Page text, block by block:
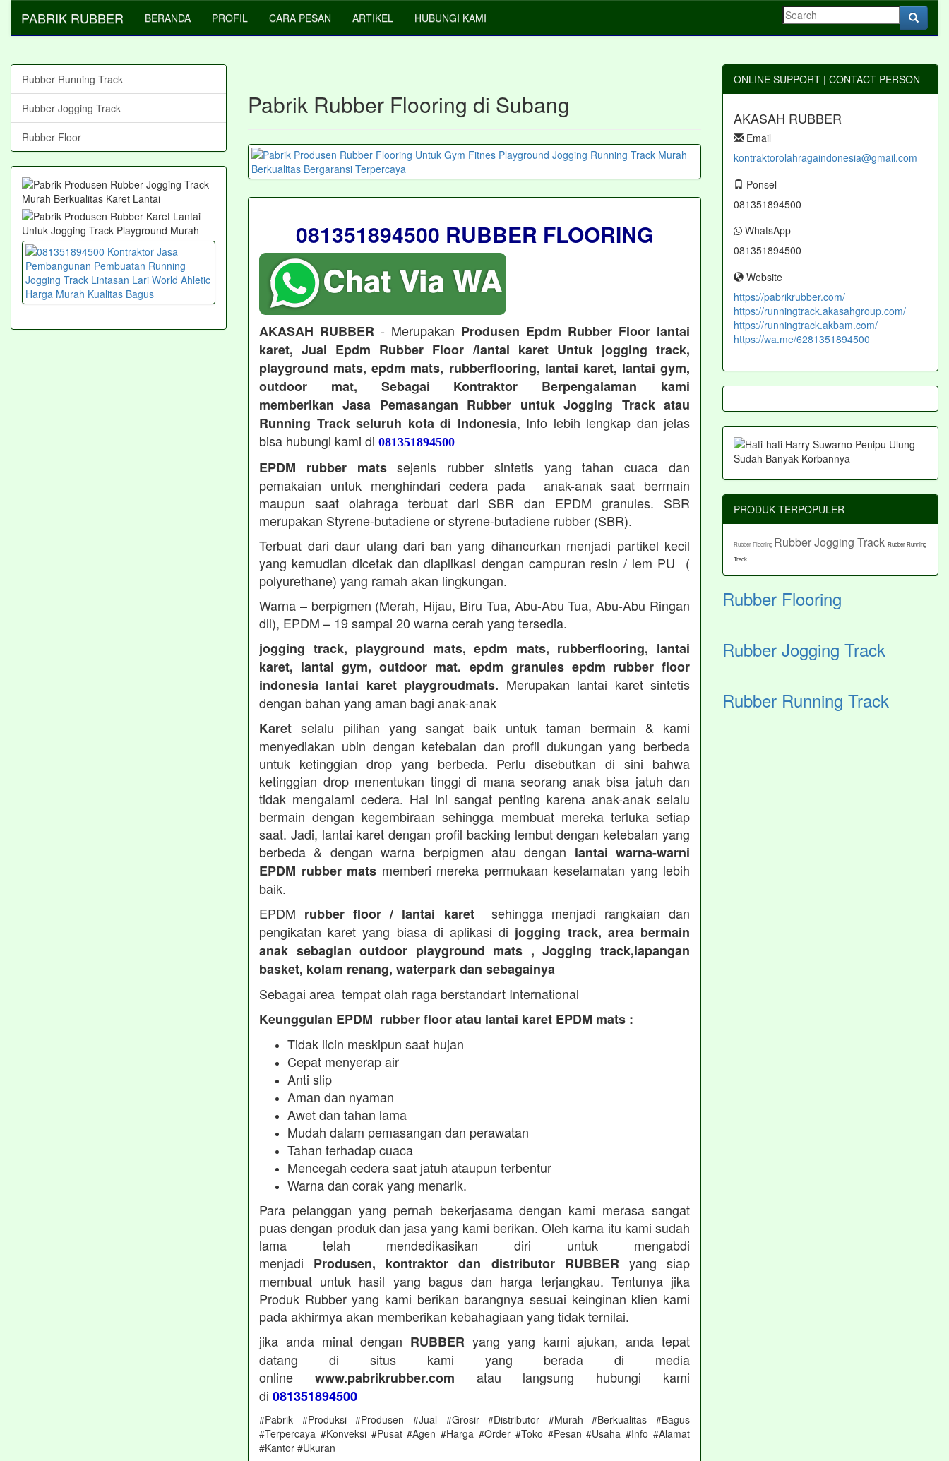
PABRIK RUBBER BERANDA PROFIL CARA PESAN ARTIKEL HUBUNGI KAMI
Pabrik Rubber Flooring di Subang
081351894500 RUBBER FLOORING
AKASAH RUBBER - Merupakan Produsen Epdm Rubber Floor lantai
karet, Jual Epdm Rubber Floor /lantai karet Untuk jogging track,
playground mats, epdm mats, rubberflooring, lantai karet, lantai gym,
outdoor mat, Sebagai Kontraktor Berpengalaman kami
memberikan Jasa Pemasangan Rubber untuk Jogging Track atau
Running Track seluruh kota di Indonesia, Info lebih lengkap dan jelas
bisa hubungi kami di 081351894500
EPDM rubber matssejenis rubber sintetis yang tahan cuaca dan
pemakaian untuk menghindari cedera pada anak-anak saat bermain
maupun saat olahraga terbuat dari SBR dan EPDM granules. SBR
merupakan Styrene-butadiene or styrene-butadiene rubber (SBR).
Terbuat dari daur ulang dari ban yang dihancurkan menjadi partikel kecil
yang kemudian dicetak dan diaplikasi dengan campuran resin / lem PU (
polyurethane) yang ramah akan lingkungan.
Warna – berpigmen (Merah, Hijau, Biru Tua, Abu-Abu Tua, Abu-Abu Ringan
dll), EPDM – 19 sampai 20 warna cerah yang tersedia.
jogging track, playground mats, epdm mats, rubberflooring, lantai
karet, lantai gym, outdoor mat. epdm granules epdm rubber floor
indonesia lantai karet playgroudmats. Merupakan lantai karet sintetis
dengan bahan yang aman bagi anak-anak
Karet selalu pilihan yang sangat baik untuk taman bermain & kami
menyediakan ubin dengan ketebalan dan profil dukungan yang berbeda
untuk ketinggian drop yang berbeda. Perlu disebutkan di sini bahwa
ketinggian drop menentukan tinggi di mana seorang anak bisa jatuh dan
tidak mengalami cedera. Hal ini sangat penting karena anak-anak selalu
bermain dengan kegembiraan sehingga membuat mereka terluka setiap
saat. Jadi, lantai karet dengan profil backing lembut dengan ketebalan yang
berbeda & dengan warna berpigmen atau dengan lantai warna-warni
EPDM rubber mats memberi mereka permukaan keselamatan yang lebih
baik.
EPDM rubber floor / lantai karetsehingga menjadi rangkaian dan
pengikatan karet yang biasa di aplikasi di jogging track, area bermain
anak sebagian outdoor playground mats , Jogging track,lapangan
basket, kolam renang, waterpark dan sebagainya
Sebagai area tempat olah raga berstandart International
Keunggulan EPDM rubber floor atau lantai karet EPDM mats :
Tidak licin meskipun saat hujan
Cepat menyerap air
Anti slip
Aman dan nyaman
Awet dan tahan lama
Mudah dalam pemasangan dan perawatan
Tahan terhadap cuaca
Mencegah cedera saat jatuh ataupun terbentur
Warna dan corak yang menarik.
Para pelanggan yang pernah bekerjasama dengan kami merasa sangat
puas dengan produk dan jasa yang kami berikan. Oleh karna itu kami sudah
lama telah mendedikasikan diri untuk mengabdi
menjadi Produsen, kontraktor dan distributor RUBBER yang siap
membuat untuk hasil yang bagus dan harga terjangkau. Tentunya jika
Produk Rubber yang kami berikan barangnya sesuai keinginan klien kami
pada akhirmya akan memberikan kebahagiaan yang tidak ternilai.
jika anda minat dengan RUBBER yang yang kami ajukan, anda tepat
datang di situs kami yang berada di media
online www.pabrikrubber.com atau langsung hubungi kami
di 081351894500
#Pabrik #Produksi #Produsen #Jual #Grosir #Distributor #Murah #Berkualitas #Bagus
#Terpercaya #Konveksi #Pusat #Agen #Harga #Order #Toko #Pesan #Usaha #Info #Alamat
#Kantor #Ukuran
Rubber Running Track
Rubber Jogging Track
Rubber Floor
ONLINE SUPPORT | CONTACT PERSON
AKASAH RUBBER
Email
kontraktorolahragaindonesia@gmail.com
Ponsel
081351894500
WhatsApp
081351894500
Website
https://pabrikrubber.com/
https://runningtrack.akasahgroup.com/
https://runningtrack.akbam.com/
https://wa.me/6281351894500
PRODUK TERPOPULER
Rubber Flooring Rubber Jogging Track Rubber Running
Track
Rubber Flooring
Rubber Jogging Track
Rubber Running Track